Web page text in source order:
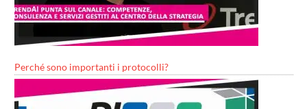
Perché sono importanti i protocolli?